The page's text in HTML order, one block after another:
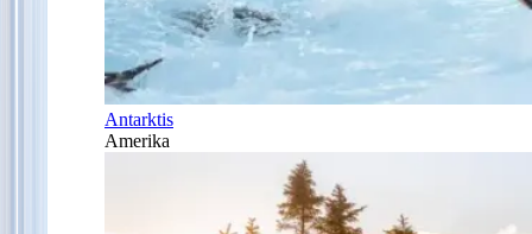
Antarktis
Amerika